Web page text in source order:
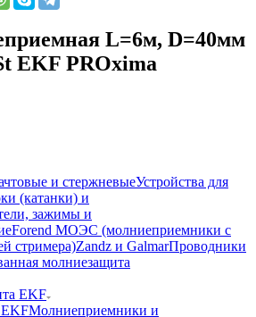
L=6м, D=40мм
EKF PROxima
и стержневыеУстройства для
(катанки) и
зажимы и
Forend МОЭС (молниеприемники с
стримера)Zandz и GalmarПроводники
молниезащита
EKF
Молниеприемники и